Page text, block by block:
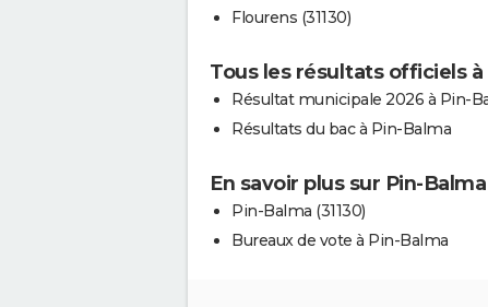
Flourens (31130)
Tous les résultats officiels à
Résultat municipale 2026 à Pin-
Résultats du bac à Pin-Balma
En savoir plus sur Pin-Balma
Pin-Balma (31130)
Bureaux de vote à Pin-Balma